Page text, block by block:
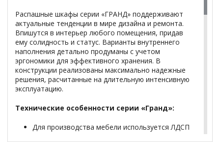
Распашные шкафы серии «ГРАНД» поддерживают
актуальные тенденции в мире дизайна и ремонта.
Впишутся в интерьер любого помещения, придав
ему солидность и статус. Варианты внутреннего
наполнения детально продуманы с учетом
эргономики для эффективного хранения. В
конструкции реализованы максимально надежные
решения, расчитанные на длительную интенсивную
эксплуатацию.
Технические особенности серии «Гранд»:
Для производства мебели используется ЛДСП